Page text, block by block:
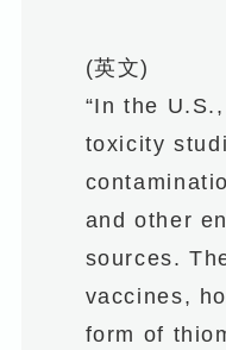
(英文)
“In the
toxicity
and other
sources.
vaccines,
form of